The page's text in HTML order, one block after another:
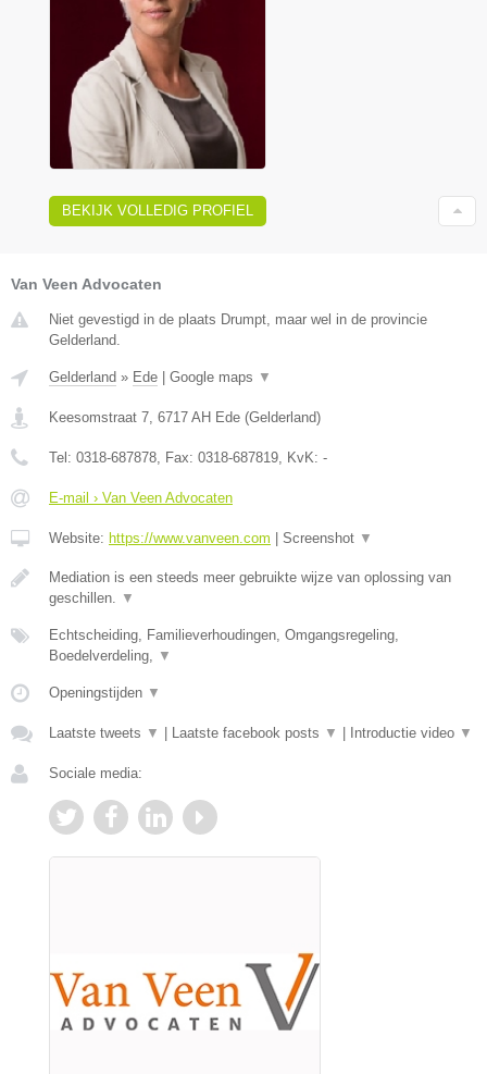
BEKIJK VOLLEDIG PROFIEL
Van Veen Advocaten
Niet gevestigd in de plaats Drumpt, maar wel in de provincie
Gelderland.
Gelderland » Ede Google maps ▼
Keesomstraat 7 6717 AH Ede (Gelderland)
Tel: 0318-687878 , Fax: 0318-687819 , KvK: -
E-mail › Van Veen Advocaten
Website: https://www.vanveen.com Screenshot ▼
Mediation is een steeds meer gebruikte wijze van oplossing van
geschillen.
▼
Echtscheiding, Familieverhoudingen, Omgangsregeling,
Boedelverdeling,
▼
Openingstijden ▼
Laatste tweets ▼ Laatste facebook posts ▼ Introductie video ▼
Sociale media: